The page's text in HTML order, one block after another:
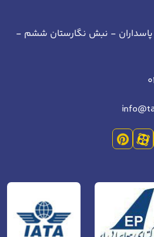
پاسداران - نبش نگارستان ششم -